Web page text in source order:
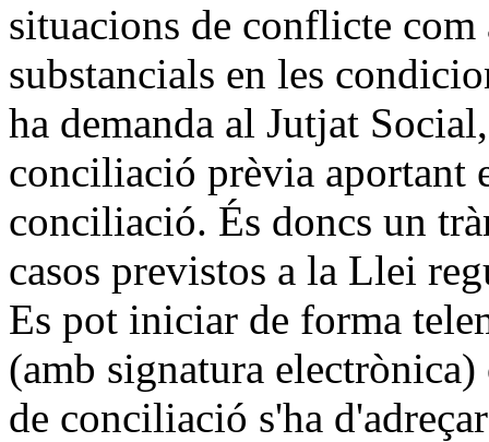
situacions de conflicte com
substancials en les
ha demanda al Jutjat
conciliació prèvia aportant
conciliació. És doncs un
casos previstos a la Llei
Es pot iniciar de forma
(amb signatura
de conciliació s'ha